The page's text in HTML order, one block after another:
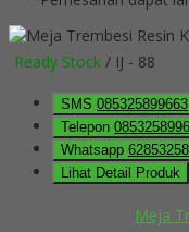
Ready Stock / IJ - 88
SMS 085325899663
Telepon
Whatsapp
Lihat Detail Produk
Meja